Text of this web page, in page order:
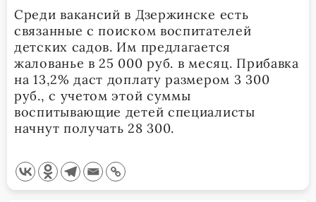
Среди вакансий в Дзержинске есть
связанные с поиском воспитателей
детских садов. Им предлагается
жалованье в 25 000 руб. в месяц. Прибавка
на 13,2% даст доплату размером 3 300
руб., с учетом этой суммы
воспитывающие детей специалисты
начнут получать 28 300.